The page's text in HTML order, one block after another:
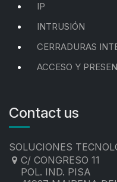
IP
INTRUSIÓN
CERRADURAS
ACCESO Y
Contact us
SOLUCIONES
C/ CONGRESO 11
POL. IND. PISA